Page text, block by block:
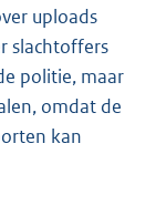
uploads
slachtoffers
politie, maar
omdat de
kan